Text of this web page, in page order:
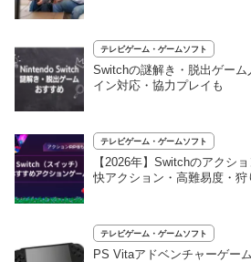
テレビゲーム・ゲームソフト
Switchの謎解き・脱出ゲー
イン対応・協力プレイも
テレビゲーム・ゲームソフト
【2026年】Switchのアクシ
快アクション・高難易度・狩
テレビゲーム・ゲームソフト
PS Vitaアドベンチャーゲー